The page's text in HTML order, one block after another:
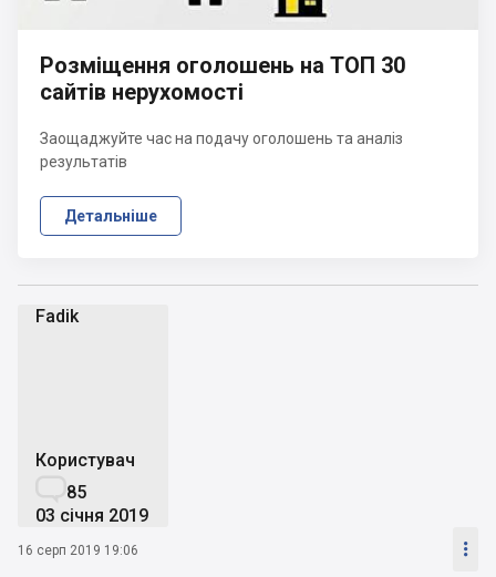
Fadik
Користувач
85
03 січня 2019
16 серп 2019 19:06 
Розміщення оголошень на ТОП 30
сайтів нерухомості
Заощаджуйте час на подачу оголошень та аналіз
результатів
Детальніше